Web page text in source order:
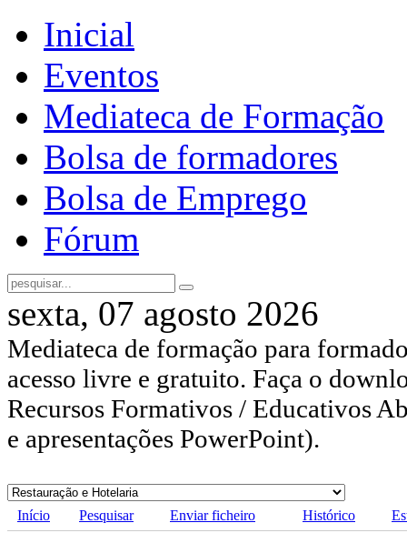
Inicial
Eventos
Mediateca de Formação
Bolsa de formadores
Bolsa de Emprego
Fórum
sexta, 07 agosto 2026
Mediateca de formação para
acesso livre e gratuito. Faça o
Recursos Formativos / Educativos
e apresentações PowerPoint).
Início Pesquisar Enviar ficheiro Histórico